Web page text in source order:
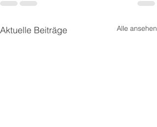
Aktuelle Beiträge Alle ansehen